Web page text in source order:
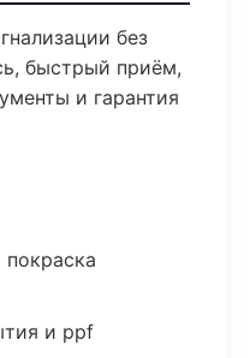
без
быстрый приём,
и гарантия
и ppf